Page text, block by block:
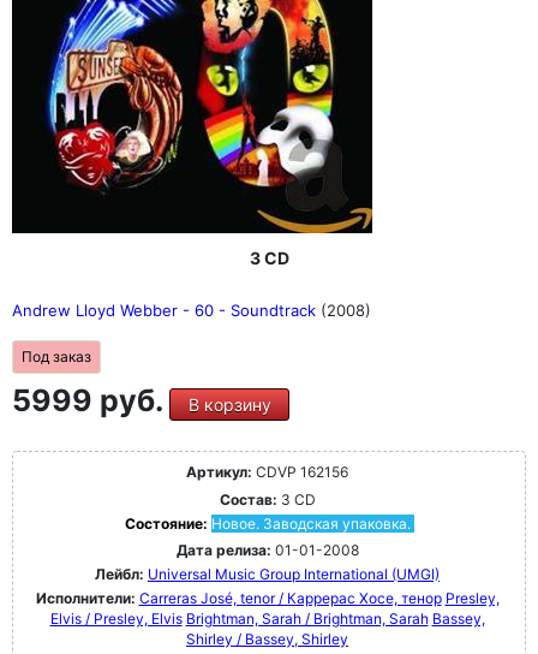
3 CD
Andrew Lloyd Webber - 60 - Soundtrack (2008)
Под заказ
5999 руб. В корзину
Артикул: CDVP 162156
Состав: 3 CD
Состояние: Новое. Заводская упаковка.
Дата релиза: 01-01-2008
Лейбл: Universal Music Group International (UMGI)
Исполнители: Carreras José, tenor / Каррерас Хосе, тенор Presley,
Elvis / Presley, Elvis Brightman, Sarah / Brightman, Sarah Bassey,
Shirley / Bassey, Shirley